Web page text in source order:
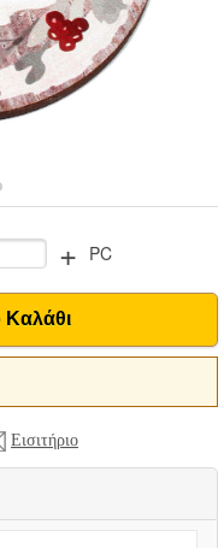
+ PC
Εισιτήριο